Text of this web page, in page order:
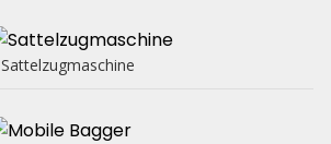
Sattelzugmaschine